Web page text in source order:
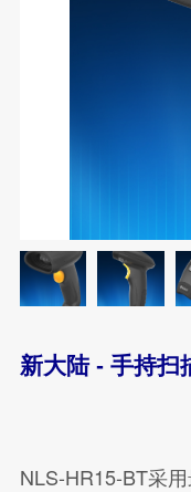
新大陆 - 手持扫
NLS-HR15-BT采